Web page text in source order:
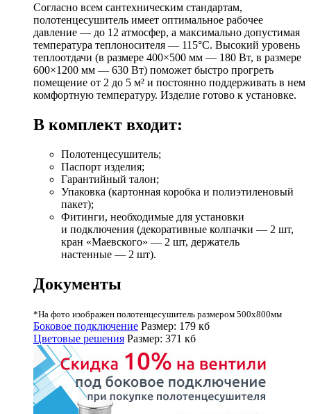
Согласно всем сантехническим стандартам,
полотенцесушитель имеет оптимальное рабочее
давление — до 12 атмосфер, а максимально допустимая
температура теплоносителя — 115°C. Высокий уровень
теплоотдачи (в размере 400×500 мм — 180 Вт, в размере
600×1200 мм — 630 Вт) поможет быстро прогреть
помещение от 2 до 5 м² и постоянно поддерживать в нем
комфортную температуру. Изделие готово к установке.
В комплект входит:
Полотенцесушитель;
Паспорт изделия;
Гарантийный талон;
Упаковка (картонная коробка и полиэтиленовый
пакет);
Фитинги, необходимые для установки
и подключения (декоративные колпачки — 2 шт,
кран «Маевского» — 2 шт, держатель
настенные — 2 шт).
Документы
*На фото изображен полотенцесушитель размером 500х800мм
Боковое подключение Размер: 179 кб
Цветовые решения Размер: 371 кб